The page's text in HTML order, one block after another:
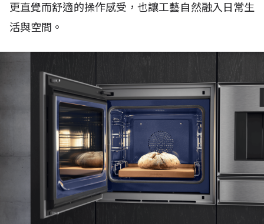
更直覺而舒適的操作感受，也讓工藝自然融入日常生
活與空間。